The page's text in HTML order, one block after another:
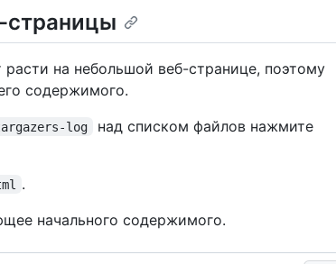
страницы
на небольшой веб-странице, поэтому
содержимого.
log
над списком файлов нажмите
.
начального содержимого.